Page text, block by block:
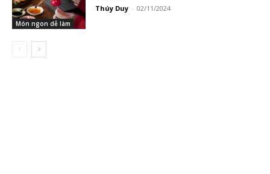
Món ngon dễ làm
Thúy Duy - 02/11/2024